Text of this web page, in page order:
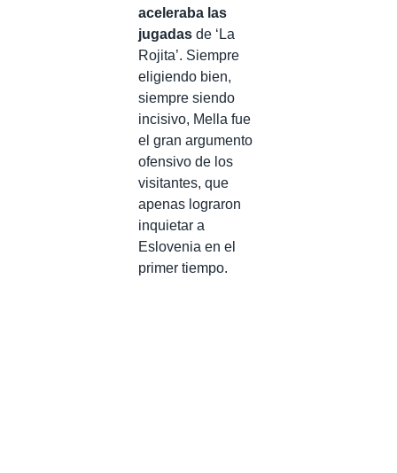
aceleraba las
jugadas de ‘La
Rojita’. Siempre
eligiendo bien,
siempre siendo
incisivo, Mella fue
el gran argumento
ofensivo de los
visitantes, que
apenas lograron
inquietar a
Eslovenia en el
primer tiempo.